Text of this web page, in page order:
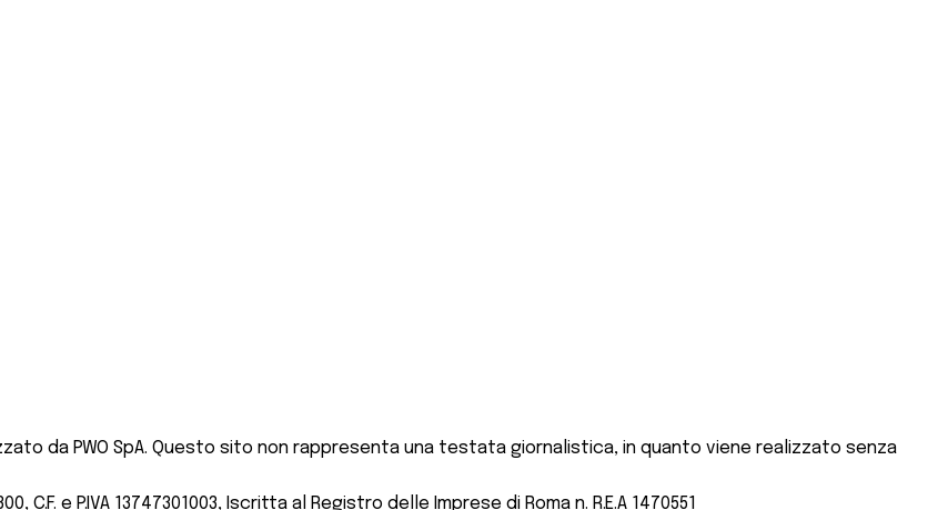
da PWO SpA. Questo sito non rappresenta una testata giornalistica, in quanto viene realizzato senza
C.F. e P.IVA 13747301003, Iscritta al Registro delle Imprese di Roma n. R.E.A 1470551